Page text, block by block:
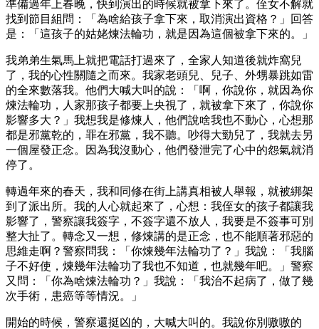
準備過年上春晚，快到演出的時候就被拿下來了。侄女不解就
找到節目組問：「為啥給孩子拿下來，取消演出資格？」回答
是：「這孩子的姑姥煉法輪功，就是因為這個被拿下來的。」
我弟弟生氣馬上就把電話打過來了，全家人知道後就炸窩兒
了，我的心性關隨之而來。我家老頭兒、兒子、外甥暴跳如雷
的全來數落我。他們大喊大叫的說：「啊，你說你，就因為你
煉法輪功，人家那孩子都要上央視了，就被拿下來了，你說你
影響多大？」我想我是修煉人，他們說啥我也不動心，心想那
都是邪黨乾的，罪在邪黨，我不聽。吵得大勁兒了，我就去另
一個屋發正念。因為我沒動心，他們發泄完了心中的怨氣就消
停了。
轉過年來的春天，我和同修在街上講真相被人舉報，就被綁架
到了派出所。我的人心就起來了，心想：我侄女的孩子都讓我
影響了，警察讓我簽字，不簽字還不放人，我要是不簽事可別
整大扯了。轉念又一想，修煉講的是正念，也不能順著邪惡的
思維走啊？警察問我：「你煉幾年法輪功了？」我說：「我腦
子不好使，煉幾年法輪功了我也不知道，也就幾年吧。」警察
又問：「你為啥煉法輪功？」我說：「我治不起病了，做了幾
次手術，患癌等等情況。」
開始的時候，警察還挺凶的，大喊大叫的。我說你別嗷嗷的